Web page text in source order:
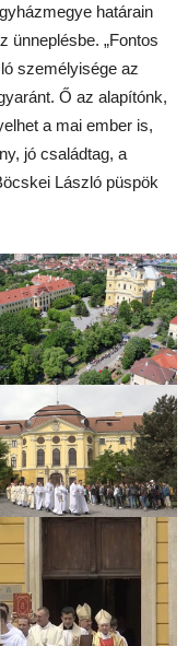
határain
ünneplésbe. „Fontos
személyisége az
Ő az alapítónk,
a mai ember is,
jó családtag, a
László püspök